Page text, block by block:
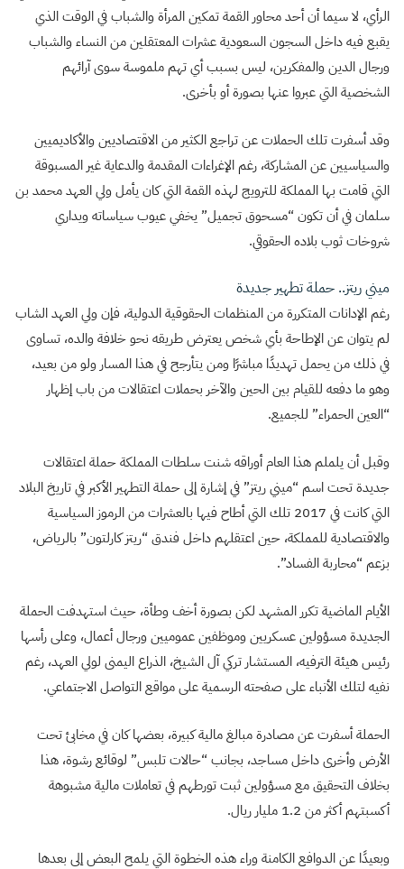
الرأي، لا سيما أن أحد محاور القمة تمكين المرأة والشباب في الوقت الذي
يقبع فيه داخل السجون السعودية عشرات المعتقلين من النساء والشباب
ورجال الدين والمفكرين، ليس بسبب أي تهم ملموسة سوى آرائهم
الشخصية التي عبروا عنها بصورة أو بأخرى.
وقد أسفرت تلك الحملات عن تراجع الكثير من الاقتصاديين والأكاديميين
والسياسيين عن المشاركة، رغم الإغراءات المقدمة والدعاية غير المسبوقة
التي قامت بها المملكة للترويج لهذه القمة التي كان يأمل ولي العهد محمد بن
سلمان في أن تكون “مسحوق تجميل” يخفي عيوب سياساته ويداري
شروخات ثوب بلاده الحقوقي.
ميني ريتز.. حملة تطهير جديدة
رغم الإدانات المتكررة من المنظمات الحقوقية الدولية، فإن ولي العهد الشاب
لم يتوان عن الإطاحة بأي شخص يعترض طريقه نحو خلافة والده، تساوى
في ذلك من يحمل تهديدًا مباشرًا ومن يتأرجح في هذا المسار ولو من بعيد،
وهو ما دفعه للقيام بين الحين والآخر بحملات اعتقالات من باب إظهار
“العين الحمراء” للجميع.
وقبل أن يلملم هذا العام أوراقه شنت سلطات المملكة حملة اعتقالات
جديدة تحت اسم “ميني ريتز” في إشارة إلى حملة التطهير الأكبر في تاريخ البلاد
التي كانت في 2017 تلك التي أطاح فيها بالعشرات من الرموز السياسية
والاقتصادية للمملكة، حين اعتقلهم داخل فندق “ريتز كارلتون” بالرياض،
بزعم “محاربة الفساد”.
الأيام الماضية تكرر المشهد لكن بصورة أخف وطأة، حيث استهدفت الحملة
الجديدة مسؤولين عسكريين وموظفين عموميين ورجال أعمال، وعلى رأسها
رئيس هيئة الترفيه، المستشار تركي آل الشيخ، الذراع اليمنى لولي العهد، رغم
نفيه لتلك الأنباء على صفحته الرسمية على مواقع التواصل الاجتماعي.
الحملة أسفرت عن مصادرة مبالغ مالية كبيرة، بعضها كان في مخابئ تحت
الأرض وأخرى داخل مساجد، بجانب “حالات تلبس” لوقائع رشوة، هذا
بخلاف التحقيق مع مسؤولين ثبت تورطهم في تعاملات مالية مشبوهة
أكسبتهم أكثر من 1.2 مليار ريال.
وبعيدًا عن الدوافع الكامنة وراء هذه الخطوة التي يلمح البعض إلى بعدها